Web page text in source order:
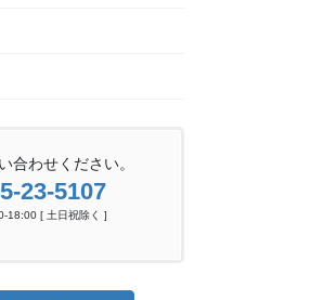
合わせください。
23-5107
18:00 [ 土日祝除く ]